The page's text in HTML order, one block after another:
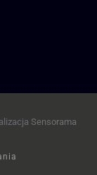
Sensorama